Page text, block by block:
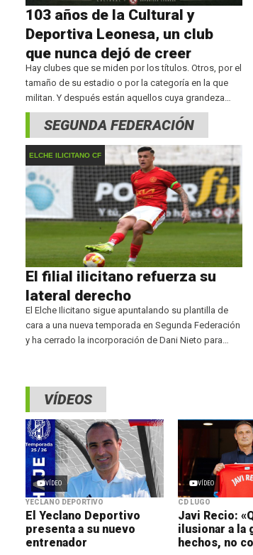
103 años de la Cultural y
Deportiva Leonesa, un club
que nunca dejó de creer
Hay clubes que se miden por los títulos. Otros, por el
tamaño de su estadio o por la categoría en la que
militan. Y después están aquellos cuya grandeza
reside en algo mucho más difícil de
SEGUNDA FEDERACIÓN
ELCHE ILICITANO CF
El filial ilicitano refuerza su
lateral derecho
El Elche Ilicitano sigue apuntalando su plantilla de
cara a una nueva temporada en Segunda Federación
y ha cerrado la incorporación de Dani Nieto para
VÍDEOS
VÍDEO
YECLANO DEPORTIVO
El Yeclano Deportivo
presenta a su nuevo
entrenador
VÍDEO
CD LUGO
Javi Recio:
ilusionar a la
hechos, no